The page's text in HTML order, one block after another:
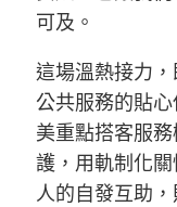
可及。
這場溫熱接力
公共服務的貼
美重點搭客服
護，用軌制化
人的自發互助